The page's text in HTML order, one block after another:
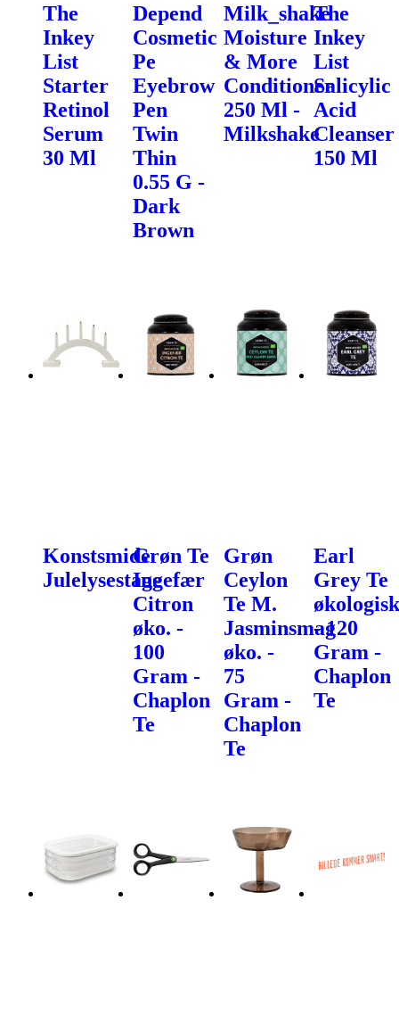
The
Inkey
List
Starter
Retinol
Serum
30 Ml
Depend
Cosmetic
Pe
Eyebrow
Pen
Twin
Thin
0.55 G -
Dark
Brown
Milk_shake
Moisture
& More
Conditioner
250 Ml -
Milkshake
The
Inkey
List
Salicylic
Acid
Cleanser
150 Ml
Konstsmide
Julelysestage
Grøn Te
Ingefær
Citron
øko. -
100
Gram -
Chaplon
Te
Grøn
Ceylon
Te M.
Jasminsmag
øko. -
75
Gram -
Chaplon
Te
Earl
Grey Te
økologisk
- 120
Gram -
Chaplon
Te